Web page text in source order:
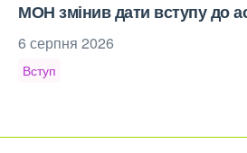
МОН змінив дати вступу до
6 серпня 2026
Вступ